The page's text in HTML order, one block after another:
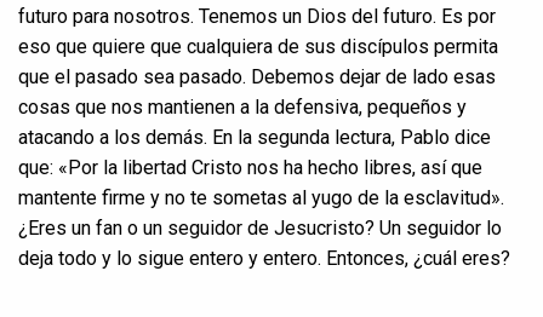
futuro para nosotros. Tenemos un Dios del futuro. Es por
eso que quiere que cualquiera de sus discípulos permita
que el pasado sea pasado. Debemos dejar de lado esas
cosas que nos mantienen a la defensiva, pequeños y
atacando a los demás. En la segunda lectura, Pablo dice
que: «Por la libertad Cristo nos ha hecho libres, así que
mantente firme y no te sometas al yugo de la esclavitud».
¿Eres un fan o un seguidor de Jesucristo? Un seguidor lo
deja todo y lo sigue entero y entero. Entonces, ¿cuál eres?